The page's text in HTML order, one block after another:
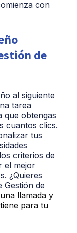
con
de
al siguiente
tarea
que obtengas
cuantos clics.
tus
criterios de
el mejor
¿Quieres
Gestión de
llamada y
para tu